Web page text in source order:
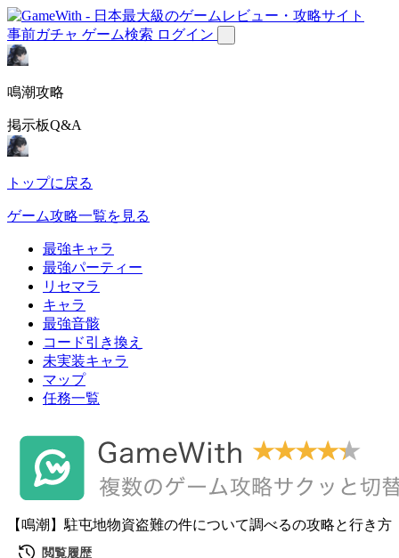
事前ガチャ ゲーム検索 ログイン
鳴潮攻略
掲示板Q&A
トップに戻る
ゲーム攻略一覧を見る
最強キャラ
最強パーティー
リセマラ
キャラ
最強音骸
コード引き換え
未実装キャラ
マップ
任務一覧
【鳴潮】駐屯地物資盗難の件について調べるの攻略と行き方